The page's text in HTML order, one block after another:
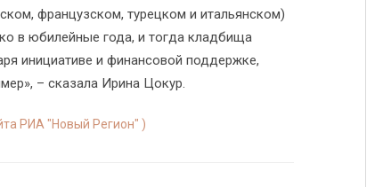
французском, турецком и итальянском)
в юбилейные года, и тогда кладбища
инициативе и финансовой поддержке,
– сказала Ирина Цокур.
РИА "Новый Регион" )